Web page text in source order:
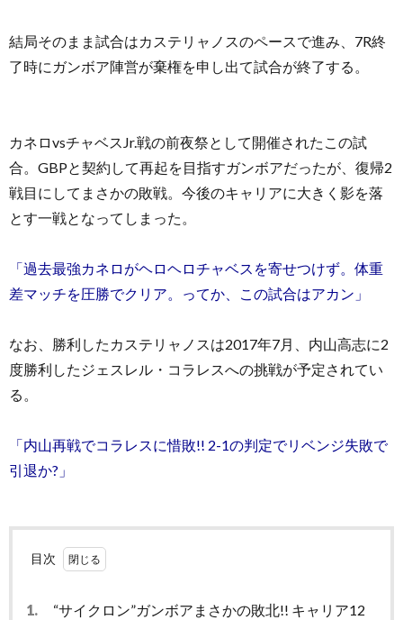
結局そのまま試合はカステリャノスのペースで進み、7R終
了時にガンボア陣営が棄権を申し出て試合が終了する。
カネロvsチャベスJr.戦の前夜祭として開催されたこの試
合。GBPと契約して再起を目指すガンボアだったが、復帰2
戦目にしてまさかの敗戦。今後のキャリアに大きく影を落
とす一戦となってしまった。
「過去最強カネロがヘロヘロチャベスを寄せつけず。体重
差マッチを圧勝でクリア。ってか、この試合はアカン」
なお、勝利したカステリャノスは2017年7月、内山高志に2
度勝利したジェスレル・コラレスへの挑戦が予定されてい
る。
「内山再戦でコラレスに惜敗!! 2-1の判定でリベンジ失敗で
引退か?」
目次
1.
“サイクロン”ガンボアまさかの敗北!! キャリア12